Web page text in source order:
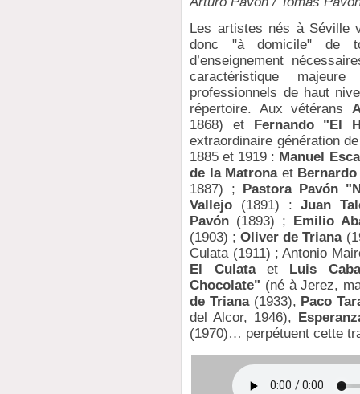
Les artistes nés à Séville
donc "à domicile" de
d’enseignement
caractéristique
professionnels de haut
répertoire. Aux vétérans
1868) et
Fernando "El
extraordinaire génération
1885 et 1919 : Manuel
de la Matronaet
1887) ;
Pastora Pavón
Vallejo (1891) :Juan
Pavón (1893) ;
Emilio
(1903) ;Oliver de Triana
Culata (1911) ; Antonio
El Culataet
Luis
Chocolate" (né à Jerez,
de Triana(1933), Paco
del Alcor, 1946),
(1970)… perpétuent cette